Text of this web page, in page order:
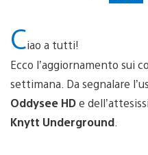
Ciao a tutti!
Ecco l’aggiornamento sui
settimana. Da segnalare
Oddysee HDe
Knytt Underground